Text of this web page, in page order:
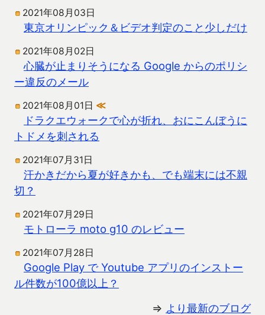
2021年08月03日
東京オリンピック＆ビデオ判定のこと少しだけ
2021年08月02日
心臓が止まりそうになる Google からのポリシ
ー違反のメール
2021年08月01日 ≪
ドラクエウォークで心が折れ、おにこんぼうに
トドメを刺される
2021年07月31日
汗かきだから夏が好きかも、でも端末には不親
切？
2021年07月29日
モトローラ moto g10 のレビュー
2021年07月28日
Google Play で Youtube アプリのインストー
ル件数が100億以上？
⇒ より最新のブログ